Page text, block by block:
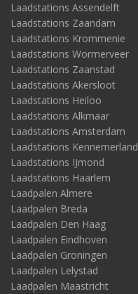
Laadstations Assendelft
Laadstations Zaandam
Laadstations Krommenie
Laadstations Wormerveer
Laadstations Zaanstad
Laadstations Akersloot
Laadstations Heiloo
Laadstations Alkmaar
Laadstations Amsterdam
Laadstations Kennemerland
Laadstations IJmond
Laadstations Haarlem
Laadpalen Almere
Laadpalen Breda
Laadpalen Den Haag
Laadpalen Eindhoven
Laadpalen Groningen
Laadpalen Lelystad
Laadpalen Maastricht